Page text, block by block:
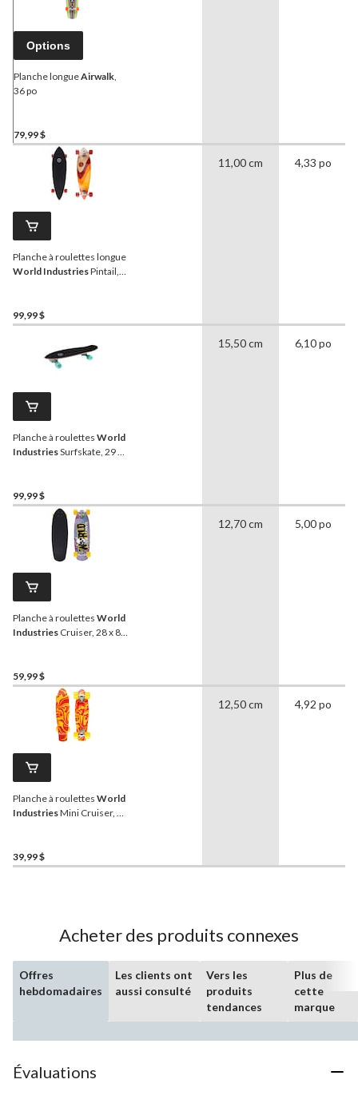
Options
Planche longueAirwalk
36 po
79,99 $
Planche à roulettes longue
World IndustriesPintail,
99,99 $
11,00 cm 4,33 po
Planche à roulettes World
IndustriesSurfskate, 29 x
99,99 $
15,50 cm 6,10 po
Planche à roulettes World
Industries Cruiser, 28 x 8,5
59,99 $
12,70 cm 5,00 po
Planche à roulettes World
IndustriesMini Cruiser, 22
39,99 $
12,50 cm 4,92 po
Acheter des produits connexes
Offres
hebdomadaires
Les clients ont
aussi consulté
Vers les
produits
tendances
Plus de
cette
marque
Évaluations